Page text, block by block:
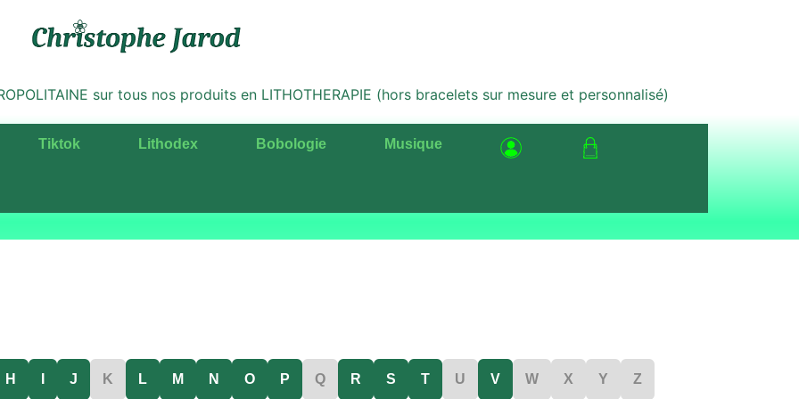
sur tous nos produits en LITHOTHERAPIE (hors bracelets sur mesure et personnalisé)
Tiktok Lithodex Bobologie Musique
H J K L M N O P Q R S T U V W X Y Z